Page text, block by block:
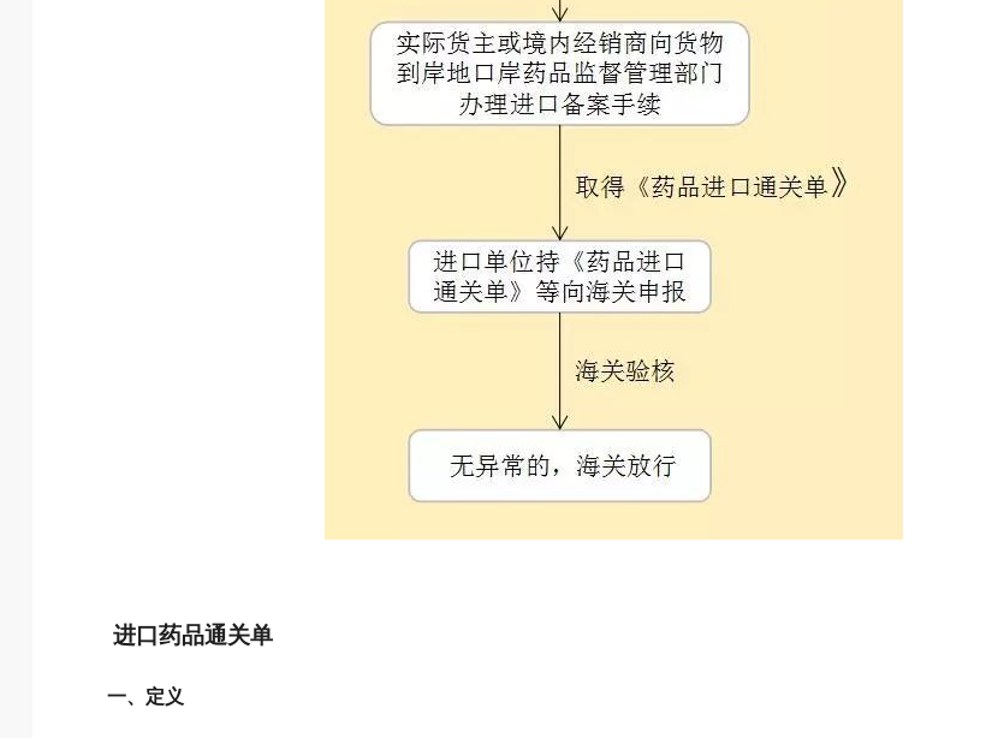
进口药品通关单
一、定义